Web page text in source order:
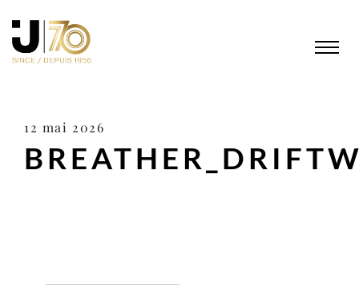
12 mai 2026